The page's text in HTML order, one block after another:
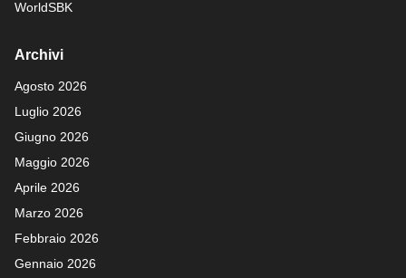
WorldSBK
Archivi
Agosto 2026
Luglio 2026
Giugno 2026
Maggio 2026
Aprile 2026
Marzo 2026
Febbraio 2026
Gennaio 2026